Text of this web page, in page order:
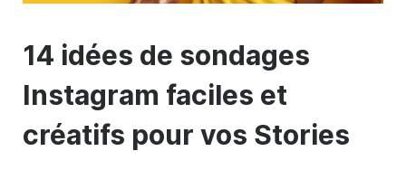
14 idées de sondages
Instagram faciles et
créatifs pour vos Stories